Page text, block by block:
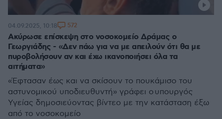
Ακύρωσε επίσκεψη στο νοσοκομείο Δράμας ο
Γεωργιάδης - «Δεν πάω για να με απειλούν ότι θα με
πυροβολήσουν αν και έχω ικανοποιήσει όλα τα
αιτήματα»
«Έφτασαν έως και να σκίσουν το πουκάμισο του
αστυνομικού υποδιευθυντή» γράφει ο υπουργός
Υγείας δημοσιεύοντας βίντεο με την κατάσταση έξω
από το νοσοκομείο
04.09.2025, 10:18 572